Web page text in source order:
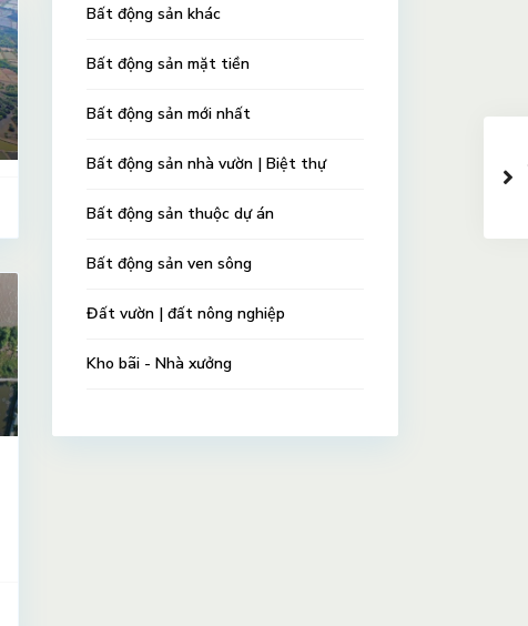
Bất động sản khác
Bất động sản mặt tiền
Bất động sản mới nhất
Bất động sản nhà vườn | Biệt thự
Bất động sản thuộc dự án
Bất động sản ven sông
Đất vườn | đất nông nghiệp
Kho bãi - Nhà xưởng